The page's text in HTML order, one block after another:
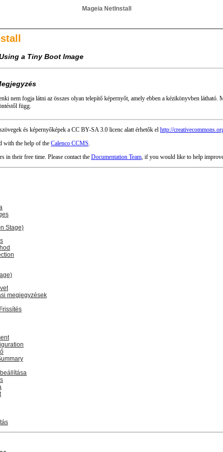
Mageia NetInstall
a Tiny Boot Image
nem fogja látni az összes olyan telepítő képernyőt, amely ebben a kézikönyvben
függ.
és képernyőképek a CC BY-SA 3.0 licenc alatt érhetők el http://
with the help of the Calenco CCMS.
in their free time. Please contact the Documentation Team, if you would like to help
Stage)
megjegyzések